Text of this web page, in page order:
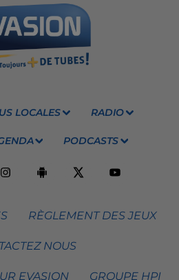
LOCALES RADIO
PODCASTS
RÈGLEMENT DES JEUX
NOUS
EVASION GROUPE HPI